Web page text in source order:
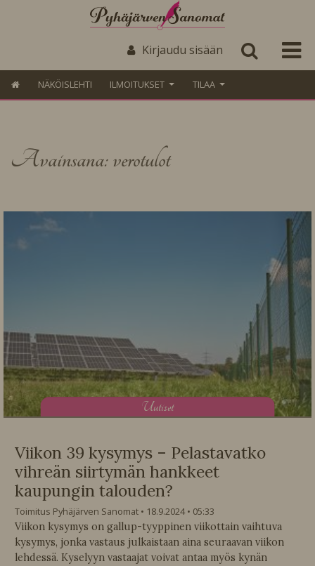
Kirjaudu sisään
NÄKÖISLEHTI ILMOITUKSET TILAA
Avainsana: verotulot
Uutiset
Viikon 39 kysymys – Pelastavatko
vihreän siirtymän hankkeet
kaupungin talouden?
Toimitus Pyhäjärven Sanomat 18.9.2024
05:33
Viikon kysymys on gallup-tyyppinen viikottain vaihtuva
kysymys, jonka vastaus julkaistaan aina seuraavan viikon
lehdessä. Kyselyyn vastaajat voivat antaa myös kynän